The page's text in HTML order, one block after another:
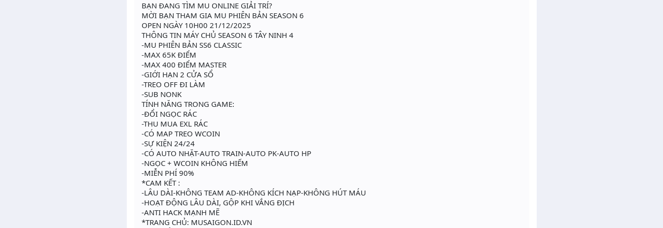
BẠN ĐANG TÌM MU ONLINE GIẢI TRÍ?
MỜI BẠN THAM GIA MU PHIÊN BẢN SEASON 6
OPEN NGÀY 10H00 21/12/2025
THÔNG TIN MÁY CHỦ SEASON 6 TÂY NINH 4
-MU PHIÊN BẢN SS6 CLASSIC
-MAX 65K ĐIỂM
-MAX 400 ĐIỂM MASTER
-GIỚI HẠN 2 CỬA SỔ
-TREO OFF ĐI LÀM
-SUB NONK
TÍNH NĂNG TRONG GAME:
-ĐỔI NGỌC RÁC
-THU MUA EXL RÁC
-CÓ MAP TREO WCOIN
-SỰ KIỆN 24/24
-CÓ AUTO NHẶT-AUTO TRAIN-AUTO PK-AUTO HP
-NGỌC + WCOIN KHÔNG HIẾM
-MIỄN PHÍ 90%
*CAM KẾT :
-LÂU DÀI-KHÔNG TEAM AD-KHÔNG KÍCH NẠP-KHÔNG HÚT MÁU
-HOẠT ĐỘNG LÂU DÀI, GỘP KHI VẮNG ĐỊCH
-ANTI HACK MẠNH MẼ
*TRANG CHỦ: MUSAIGON.ID.VN